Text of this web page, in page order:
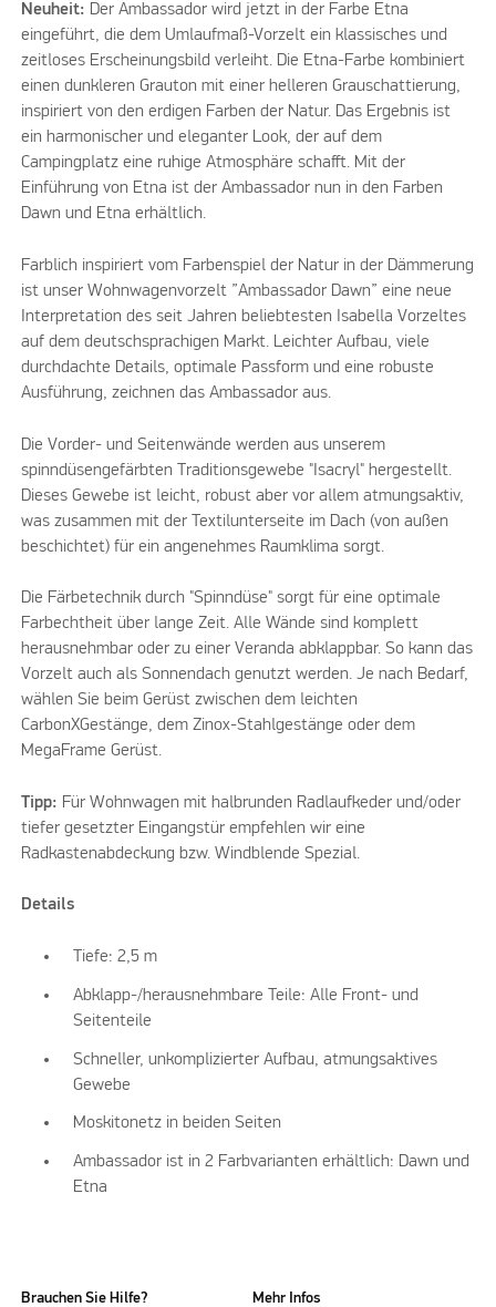
Neuheit: Der Ambassador wird jetzt in der Farbe Etna
eingeführt, die dem Umlaufmaß-Vorzelt ein klassisches und
zeitloses Erscheinungsbild verleiht. Die Etna-Farbe kombiniert
einen dunkleren Grauton mit einer helleren Grauschattierung,
inspiriert von den erdigen Farben der Natur. Das Ergebnis ist
ein harmonischer und eleganter Look, der auf dem
Campingplatz eine ruhige Atmosphäre schafft. Mit der
Einführung von Etna ist der Ambassador nun in den Farben
Dawn und Etna erhältlich.
Farblich inspiriert vom Farbenspiel der Natur in der Dämmerung
ist unser Wohnwagenvorzelt ”Ambassador Dawn” eine neue
Interpretation des seit Jahren beliebtesten Isabella Vorzeltes
auf dem deutschsprachigen Markt. Leichter Aufbau, viele
durchdachte Details, optimale Passform und eine robuste
Ausführung, zeichnen das Ambassador aus.
Die Vorder- und Seitenwände werden aus unserem
spinndüsengefärbten Traditionsgewebe "Isacryl" hergestellt.
Dieses Gewebe ist leicht, robust aber vor allem atmungsaktiv,
was zusammen mit der Textilunterseite im Dach (von außen
beschichtet) für ein angenehmes Raumklima sorgt.
Die Färbetechnik durch "Spinndüse" sorgt für eine optimale
Farbechtheit über lange Zeit. Alle Wände sind komplett
herausnehmbar oder zu einer Veranda abklappbar. So kann das
Vorzelt auch als Sonnendach genutzt werden. Je nach Bedarf,
wählen Sie beim Gerüst zwischen dem leichten
CarbonXGestänge, dem Zinox-Stahlgestänge oder dem
MegaFrame Gerüst.
Tipp: Für Wohnwagen mit halbrunden Radlaufkeder und/oder
tiefer gesetzter Eingangstür empfehlen wir eine
Radkastenabdeckung bzw. Windblende Spezial.
Details
Tiefe: 2,5 m
Abklapp-/herausnehmbare Teile: Alle Front- und
Seitenteile
Schneller, unkomplizierter Aufbau, atmungsaktives
Gewebe
Moskitonetz in beiden Seiten
Ambassador ist in 2 Farbvarianten erhältlich: Dawn und
Etna
Brauchen Sie Hilfe? Mehr Infos